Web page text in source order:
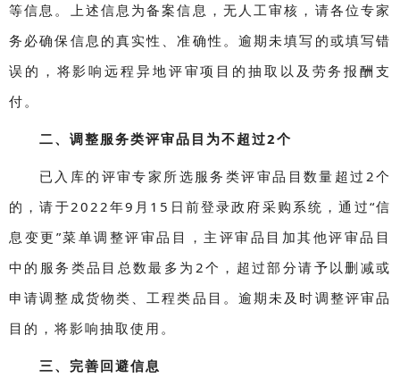
等信息。上述信息为备案信息，无人工审核，请各位专家
务必确保信息的真实性、准确性。逾期未填写的或填写错
误的，将影响远程异地评审项目的抽取以及劳务报酬支
付。
二、调整服务类评审品目为不超过2个
已入库的评审专家所选服务类评审品目数量超过2个
的，请于2022年9月15日前登录政府采购系统，通过“信
息变更”菜单调整评审品目，主评审品目加其他评审品目
中的服务类品目总数最多为2个，超过部分请予以删减或
申请调整成货物类、工程类品目。逾期未及时调整评审品
目的，将影响抽取使用。
三、完善回避信息